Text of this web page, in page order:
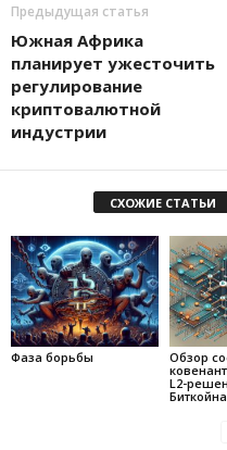
Предыдущая статья
Южная Африка
планирует ужесточить
регулирование
криптовалютной
индустрии
СХОЖИЕ СТАТЬИ
Фаза борьбы
Обзор
L2-
Биткойна